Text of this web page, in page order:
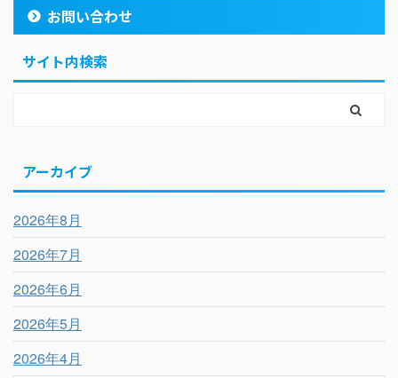
お問い合わせ
サイト内検索
アーカイブ
2026年8月
2026年7月
2026年6月
2026年5月
2026年4月